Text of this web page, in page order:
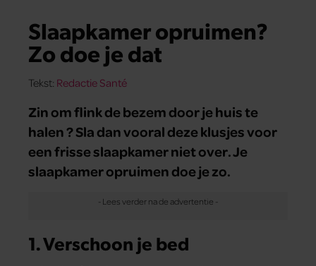
Slaapkamer opruimen?
Zo doe je dat
Tekst: Redactie Santé
Zin om flink de bezem door je huis te
halen ? Sla dan vooral deze klusjes voor
een frisse slaapkamer niet over. Je
slaapkamer opruimen doe je zo.
1. Verschoon je bed